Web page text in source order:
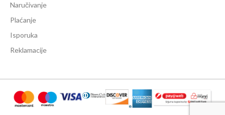
Naručivanje
Plaćanje
Isporuka
Reklamacije